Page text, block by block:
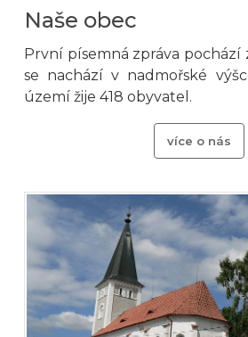
Naše obec
První písemná zpráva pochází
se nachází v nadmořské
území žije 418 obyvatel.
více o nás